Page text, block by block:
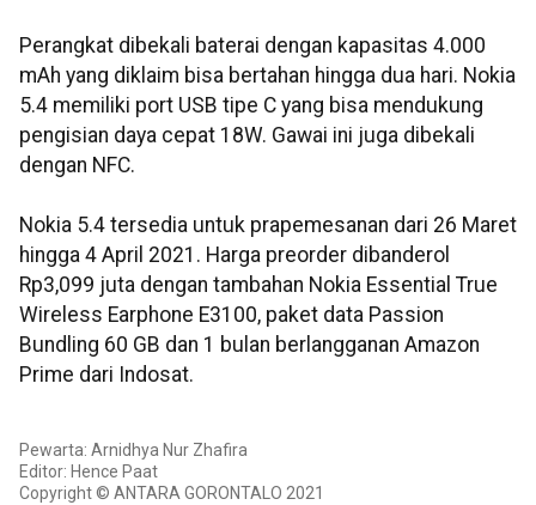
Perangkat dibekali baterai dengan kapasitas 4.000
mAh yang diklaim bisa bertahan hingga dua hari. Nokia
5.4 memiliki port USB tipe C yang bisa mendukung
pengisian daya cepat 18W. Gawai ini juga dibekali
dengan NFC.
Nokia 5.4 tersedia untuk prapemesanan dari 26 Maret
hingga 4 April 2021. Harga preorder dibanderol
Rp3,099 juta dengan tambahan Nokia Essential True
Wireless Earphone E3100, paket data Passion
Bundling 60 GB dan 1 bulan berlangganan Amazon
Prime dari Indosat.
Pewarta: Arnidhya Nur Zhafira
Editor: Hence Paat
Copyright © ANTARA GORONTALO 2021